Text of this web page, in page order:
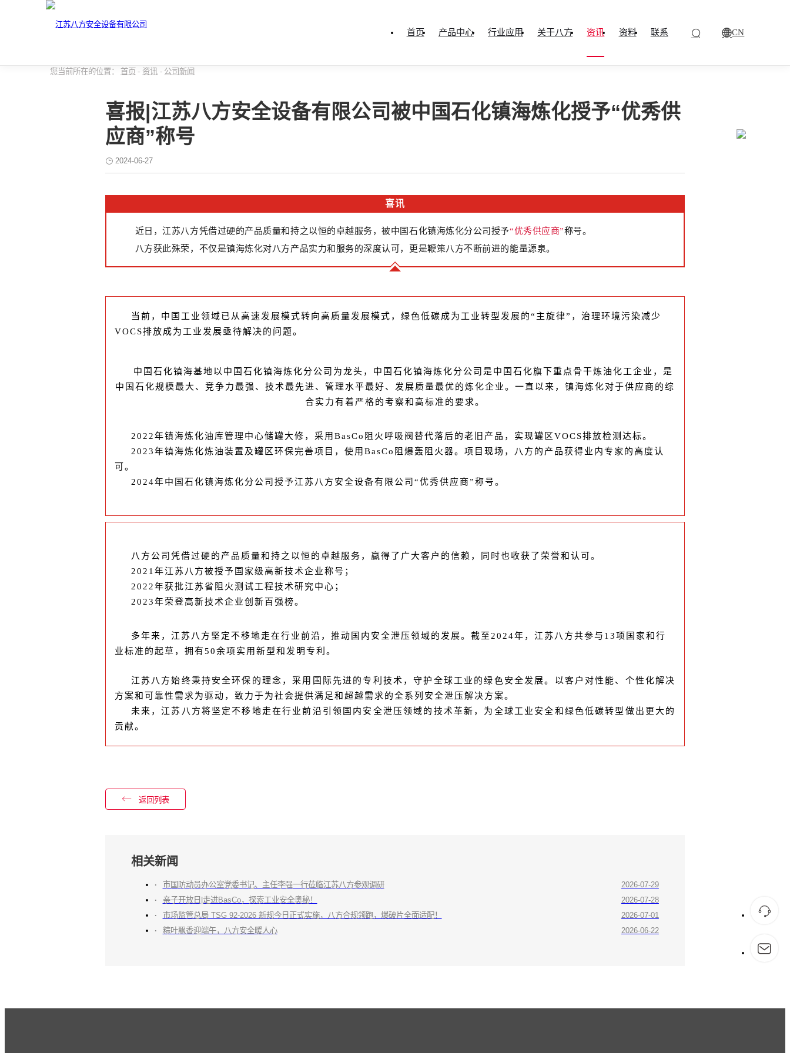
首页 产品中心 行业应用 关于八方 资讯 资料 联系 CN
您当前所在的位置： 首页 - 资讯 - 公司新闻
喜报|江苏八方安全设备有限公司被中国石化镇海炼化授予“优秀供
应商”称号
2024-06-27
喜讯
近日，江苏八方凭借过硬的产品质量和持之以恒的卓越服务，被中国石化镇海炼化分公司授予“优秀供应商”称号。
八方获此殊荣，不仅是镇海炼化对八方产品实力和服务的深度认可，更是鞭策八方不断前进的能量源泉。
当前，中国工业领域已从高速发展模式转向高质量发展模式，绿色低碳成为工业转型发展的“主旋律”，治理环境污染减少
VOCS排放成为工业发展亟待解决的问题。
中国石化镇海基地以中国石化镇海炼化分公司为龙头，中国石化镇海炼化分公司是中国石化旗下重点骨干炼油化工企业，是
中国石化规模最大、竞争力最强、技术最先进、管理水平最好、发展质量最优的炼化企业。一直以来，镇海炼化对于供应商的综
合实力有着严格的考察和高标准的要求。
2022年镇海炼化油库管理中心储罐大修，采用BasCo阻火呼吸阀替代落后的老旧产品，实现罐区VOCS排放检测达标。
2023年镇海炼化炼油装置及罐区环保完善项目，使用BasCo阻爆轰阻火器。项目现场，八方的产品获得业内专家的高度认
可。
2024年中国石化镇海炼化分公司授予江苏八方安全设备有限公司“优秀供应商”称号。
八方公司凭借过硬的产品质量和持之以恒的卓越服务，赢得了广大客户的信赖，同时也收获了荣誉和认可。
2021年江苏八方被授予国家级高新技术企业称号；
2022年获批江苏省阻火测试工程技术研究中心；
2023年荣登高新技术企业创新百强榜。
多年来，江苏八方坚定不移地走在行业前沿，推动国内安全泄压领域的发展。截至2024年，江苏八方共参与13项国家和行
业标准的起草，拥有50余项实用新型和发明专利。
江苏八方始终秉持安全环保的理念，采用国际先进的专利技术，守护全球工业的绿色安全发展。以客户对性能、个性化解决
方案和可靠性需求为驱动，致力于为社会提供满足和超越需求的全系列安全泄压解决方案。
未来，江苏八方将坚定不移地走在行业前沿引领国内安全泄压领域的技术革新，为全球工业安全和绿色低碳转型做出更大的
贡献。
返回列表
相关新闻
市国防动员办公室党委书记、主任李强一行莅临江苏八方参观调研
2026-07-29
亲子开放日|走进BasCo，探索工业安全奥秘！
2026-07-28
市场监管总局 TSG 92-2026 新规今日正式实施，八方合规领跑，爆破片全面适配！
2026-07-01
粽叶飘香迎端午，八方安全暖人心
2026-06-22